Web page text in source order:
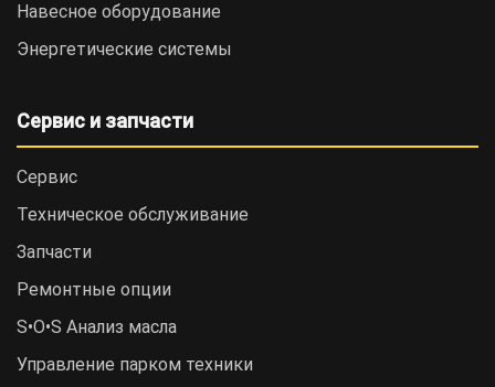
Навесное оборудование
Энергетические системы
Сервис и запчасти
Сервис
Техническое обслуживание
Запчасти
Ремонтные опции
S•O•S Анализ масла
Управление парком техники